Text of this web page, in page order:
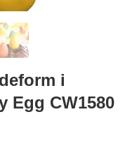
i
Egg CW1580